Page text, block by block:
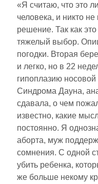
«Я считаю, что это
человека, и никто
решение. Так как
тяжелый выбор.
погодки. Вторая
и легко, но в 22
гипоплазию носовой
Синдрома Дауна,
сдавала, о чем
известно, какие
постоянно. Я
аборта, муж
сомнения. С одной
убить ребенка,
же больше некому